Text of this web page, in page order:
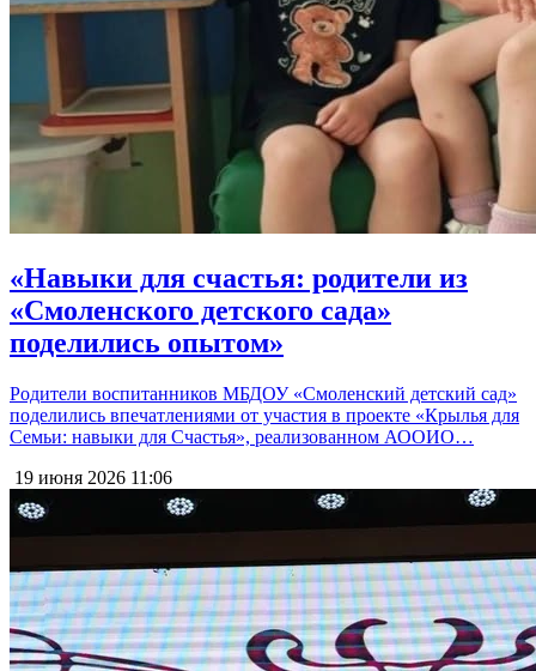
«Навыки для счастья: родители из
«Смоленского детского сада»
поделились опытом»
Родители воспитанников МБДОУ «Смоленский детский сад»
поделились впечатлениями от участия в проекте «Крылья для
Семьи: навыки для Счастья», реализованном АООИО…
19 июня 2026 11:06